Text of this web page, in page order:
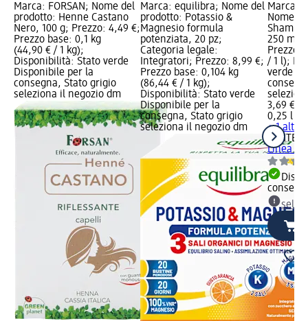
Marca: FORSAN; Nome del
prodotto: Henne Castano
Nero, 100 g; Prezzo: 4,49 €;
Prezzo base: 0,1 kg
(44,90 € / 1 kg);
Disponibilità: Stato verde
Disponibile per la
consegna, Stato grigio
seleziona il negozio dm
Marca: equilibra; Nome del
prodotto: Potassio &
Magnesio formula
potenziata, 20 pz;
Categoria legale:
Integratori; Prezzo: 8,99 €;
Prezzo base: 0,104 kg
(86,44 € / 1 kg);
Disponibilità: Stato verde
Disponibile per la
consegna, Stato grigio
seleziona il negozio dm
Marca:
Nome
250 ml;
Prezzo
/ 1 l);
verde
3,69 €
0,25 l
+ 1 altra
Linea